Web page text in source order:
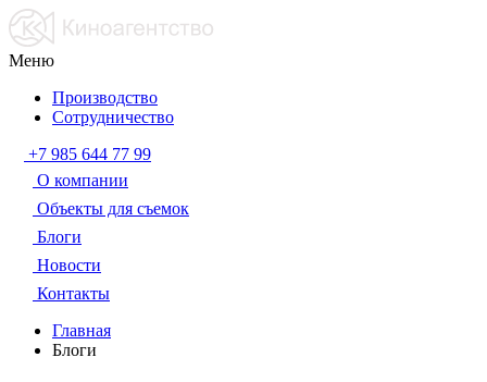
Меню
Производство
Сотрудничество
+7 985 644 77 99
О компании
Объекты для съемок
Блоги
Новости
Контакты
Главная
Блоги